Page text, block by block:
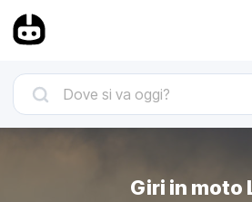
Giri in moto